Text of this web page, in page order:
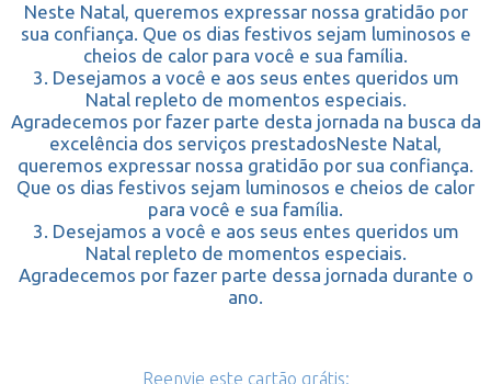
Neste Natal, queremos expressar nossa gratidão por
sua confiança. Que os dias festivos sejam luminosos e
cheios de calor para você e sua família.
3. Desejamos a você e aos seus entes queridos um
Natal repleto de momentos especiais.
Agradecemos por fazer parte desta jornada na busca da
excelência dos serviços prestadosNeste Natal,
queremos expressar nossa gratidão por sua confiança.
Que os dias festivos sejam luminosos e cheios de calor
para você e sua família.
3. Desejamos a você e aos seus entes queridos um
Natal repleto de momentos especiais.
Agradecemos por fazer parte dessa jornada durante o
ano.
Reenvie este cartão grátis: